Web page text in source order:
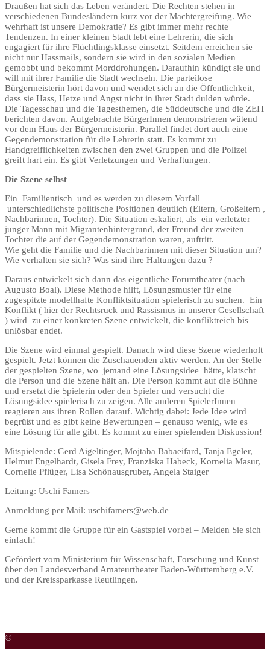
Draußen hat sich das Leben verändert. Die Rechten stehen in
verschiedenen Bundesländern kurz vor der Machtergreifung. Wie
wehrhaft ist unsere Demokratie? Es gibt immer mehr rechte
Tendenzen. In einer kleinen Stadt lebt eine Lehrerin, die sich
engagiert für ihre Flüchtlingsklasse einsetzt. Seitdem erreichen sie
nicht nur Hassmails, sondern sie wird in den sozialen Medien
gemobbt und bekommt Morddrohungen. Daraufhin kündigt sie und
will mit ihrer Familie die Stadt wechseln. Die parteilose
Bürgermeisterin hört davon und wendet sich an die Öffentlichkeit,
dass sie Hass, Hetze und Angst nicht in ihrer Stadt dulden würde.
Die Tagesschau und die Tagesthemen, die Süddeutsche und die ZEIT
berichten davon. Aufgebrachte BürgerInnen demonstrieren wütend
vor dem Haus der Bürgermeisterin. Parallel findet dort auch eine
Gegendemonstration für die Lehrerin statt. Es kommt zu
Handgreiflichkeiten zwischen den zwei Gruppen und die Polizei
greift hart ein. Es gibt Verletzungen und Verhaftungen.
Die Szene selbst
Ein Familientisch und es werden zu diesem Vorfall
unterschiedlichste politische Positionen deutlich (Eltern, Großeltern ,
Nachbarinnen, Tochter). Die Situation eskaliert, als ein verletzter
junger Mann mit Migrantenhintergrund, der Freund der zweiten
Tochter die auf der Gegendemonstration waren, auftritt.
Wie geht die Familie und die Nachbarinnen mit dieser Situation um?
Wie verhalten sie sich? Was sind ihre Haltungen dazu ?
Daraus entwickelt sich dann das eigentliche Forumtheater (nach
Augusto Boal). Diese Methode hilft, Lösungsmuster für eine
zugespitzte modellhafte Konfliktsituation spielerisch zu suchen. Ein
Konflikt ( hier der Rechtsruck und Rassismus in unserer Gesellschaft
) wird zu einer konkreten Szene entwickelt, die konfliktreich bis
unlösbar endet.
Die Szene wird einmal gespielt. Danach wird diese Szene wiederholt
gespielt. Jetzt können die Zuschauenden aktiv werden. An der Stelle
der gespielten Szene, wo jemand eine Lösungsidee hätte, klatscht
die Person und die Szene hält an. Die Person kommt auf die Bühne
und ersetzt die Spielerin oder den Spieler und versucht die
Lösungsidee spielerisch zu zeigen. Alle anderen SpielerInnen
reagieren aus ihren Rollen darauf. Wichtig dabei: Jede Idee wird
begrüßt und es gibt keine Bewertungen – genauso wenig, wie es
eine Lösung für alle gibt. Es kommt zu einer spielenden Diskussion!
Mitspielende: Gerd Aigeltinger, Mojtaba Babaeifard, Tanja Egeler,
Helmut Engelhardt, Gisela Frey, Franziska Habeck, Kornelia Masur,
Cornelie Pflüger, Lisa Schönausgruber, Angela Staiger
Leitung: Uschi Famers
Anmeldung per Mail: uschifamers@web.de
Gerne kommt die Gruppe für ein Gastspiel vorbei – Melden Sie sich
einfach!
Gefördert vom Ministerium für Wissenschaft, Forschung und Kunst
über den Landesverband Amateurtheater Baden-Württemberg e.V.
und der Kreissparkasse Reutlingen.
©